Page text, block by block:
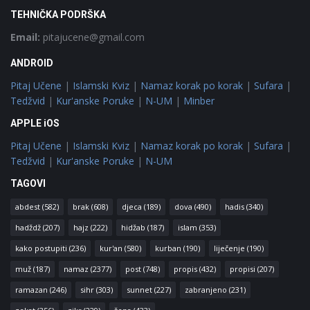
TEHNIČKA PODRŠKA
Email: pitajucene@gmail.com
ANDROID
Pitaj Učene | Islamski Kviz | Namaz korak po korak | Sufara |
Tedžvid | Kur'anske Poruke | N-UM | Minber
APPLE iOS
Pitaj Učene | Islamski Kviz | Namaz korak po korak | Sufara |
Tedžvid | Kur'anske Poruke | N-UM
TAGOVI
abdest (582) brak (608) djeca (189) dova (490) hadis (340)
hadždž (207) hajz (222) hidžab (187) islam (353)
kako postupiti (236) kur'an (580) kurban (190) liječenje (190)
muž (187) namaz (2377) post (748) propis (432) propisi (207)
ramazan (246) sihr (303) sunnet (227) zabranjeno (231)